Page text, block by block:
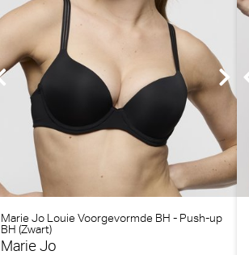
Marie Jo Louie Voorgevormde BH - Push-up
BH (Zwart)
Marie Jo